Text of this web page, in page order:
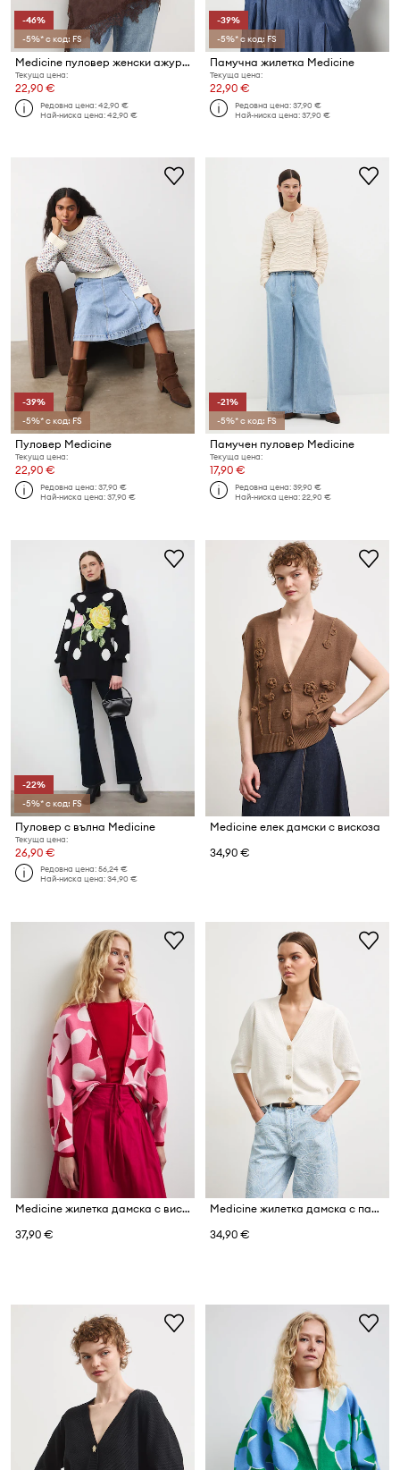
-46%
-5%* с код: FS
Medicine пуловер женски ажурен
Текуща цена:
22,90 €
Редовна цена:42,90 €
Най-ниска цена:42,90 €
-39%
-5%* с код: FS
Памучна жилетка Medicine
Текуща цена:
22,90 €
Редовна цена:37,90 €
Най-ниска цена:37,90 €
-39%
-5%* с код: FS
Пуловер Medicine
Текуща цена:
22,90 €
Редовна цена:37,90 €
Най-ниска цена:37,90 €
-21%
-5%* с код: FS
Памучен пуловер Medicine
Текуща цена:
17,90 €
Редовна цена:39,90 €
Най-ниска цена:22,90 €
-22%
-5%* с код: FS
Пуловер с вълна Medicine
Текуща цена:
26,90 €
Редовна цена:56,24 €
Най-ниска цена:34,90 €
Medicine елек дамски с вискоза
34,90 €
Medicine жилетка дамска с вискоза
37,90 €
Medicine жилетка дамска с памук
34,90 €